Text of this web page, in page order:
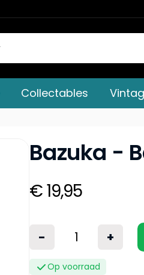
Collectables
Bazuka -
€ 19,95
- +
Op voorraad